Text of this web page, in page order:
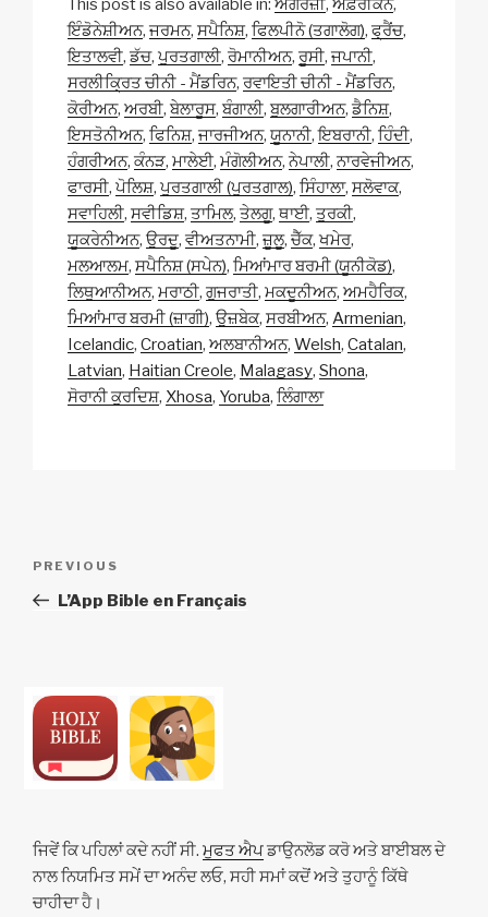
This post is also available in: ਅੰਗਰੇਜ਼ੀ ਅਫ਼ਰੀਕਨ
ਇੰਡੋਨੇਸ਼ੀਅਨ ਜਰਮਨ ਸਪੈਨਿਸ਼ ਫਿਲਪੀਨੋ (ਤਗਾਲੋਗ) ਫ੍ਰੈਂਚ
ਇਤਾਲਵੀ ਡੱਚ ਪੁਰਤਗਾਲੀ ਰੋਮਾਨੀਅਨ ਰੂਸੀ ਜਪਾਨੀ
ਸਰਲੀਕ੍ਰਿਤ ਚੀਨੀ - ਮੈਂਡਰਿਨ ਰਵਾਇਤੀ ਚੀਨੀ - ਮੈਂਡਰਿਨ
ਕੋਰੀਅਨ ਅਰਬੀ ਬੇਲਾਰੂਸ ਬੰਗਾਲੀ ਬੁਲਗਾਰੀਅਨ ਡੈਨਿਸ਼
ਇਸਤੋਨੀਅਨ ਫਿਨਿਸ਼ ਜਾਰਜੀਅਨ ਯੂਨਾਨੀ ਇਬਰਾਨੀ ਹਿੰਦੀ
ਹੰਗਰੀਅਨ ਕੰਨੜ ਮਾਲੇਈ ਮੰਗੋਲੀਅਨ ਨੇਪਾਲੀ ਨਾਰਵੇਜੀਅਨ
ਫਾਰਸੀ ਪੋਲਿਸ਼ ਪੁਰਤਗਾਲੀ (ਪੁਰਤਗਾਲ) ਸਿੰਹਾਲਾ ਸਲੋਵਾਕ
ਸਵਾਹਿਲੀ ਸਵੀਡਿਸ਼ ਤਾਮਿਲ ਤੇਲਗੂ ਥਾਈ ਤੁਰਕੀ
ਯੂਕਰੇਨੀਅਨ ਉਰਦੂ ਵੀਅਤਨਾਮੀ ਜ਼ੂਲੂ ਚੈੱਕ ਖਮੇਰ
ਮਲਆਲਮ ਸਪੈਨਿਸ਼ (ਸਪੇਨ) ਮਿਆਂਮਾਰ ਬਰਮੀ (ਯੂਨੀਕੋਡ)
ਲਿਥੁਆਨੀਅਨ ਮਰਾਠੀ ਗੁਜਰਾਤੀ ਮਕਦੂਨੀਅਨ ਅਮਹੈਰਿਕ
ਮਿਆਂਮਾਰ ਬਰਮੀ (ਜ਼ਾਗੀ) ਉਜ਼ਬੇਕ ਸਰਬੀਅਨ Armenian
Icelandic Croatian ਅਲਬਾਨੀਅਨ Welsh Catalan
Latvian Haitian Creole Malagasy Shona
ਸੋਰਾਨੀ ਕੁਰਦਿਸ਼ Xhosa Yoruba ਲਿੰਗਾਲਾ
Previous
Post
PREVIOUS
L’App Bible en Français
ਜਿਵੇਂ ਕਿ ਪਹਿਲਾਂ ਕਦੇ ਨਹੀਂ ਸੀ. ਮੁਫਤ ਐਪਡਾਉਨਲੋਡ ਕਰੋ ਅਤੇ ਬਾਈਬਲ ਦੇ
ਨਾਲ ਨਿਯਮਿਤ ਸਮੇਂ ਦਾ ਅਨੰਦ ਲਓ, ਸਹੀ ਸਮਾਂ ਕਦੋਂ ਅਤੇ ਤੁਹਾਨੂੰ ਕਿੱਥੇ
ਚਾਹੀਦਾ ਹੈ।